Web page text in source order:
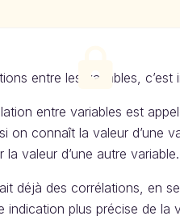
entre les variables, c’est
entre variables est
on connaît la valeur d’une
valeur d’une autre variable.
déjà des corrélations, en
plus précise de la